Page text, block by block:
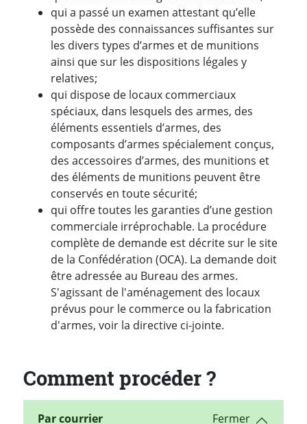
qui a passé un examen attestant qu’elle
possède des connaissances suffisantes sur
les divers types d’armes et de munitions
ainsi que sur les dispositions légales y
relatives;
qui dispose de locaux commerciaux
spéciaux, dans lesquels des armes, des
éléments essentiels d’armes, des
composants d’armes spécialement conçus,
des accessoires d’armes, des munitions et
des éléments de munitions peuvent être
conservés en toute sécurité;
qui offre toutes les garanties d’une gestion
commerciale irréprochable. La procédure
complète de demande est décrite sur le site
de la Confédération (OCA). La demande doit
être adressée au Bureau des armes.
S'agissant de l'aménagement des locaux
prévus pour le commerce ou la fabrication
d'armes, voir la directive ci-jointe.
Comment procéder ?
Par courrier